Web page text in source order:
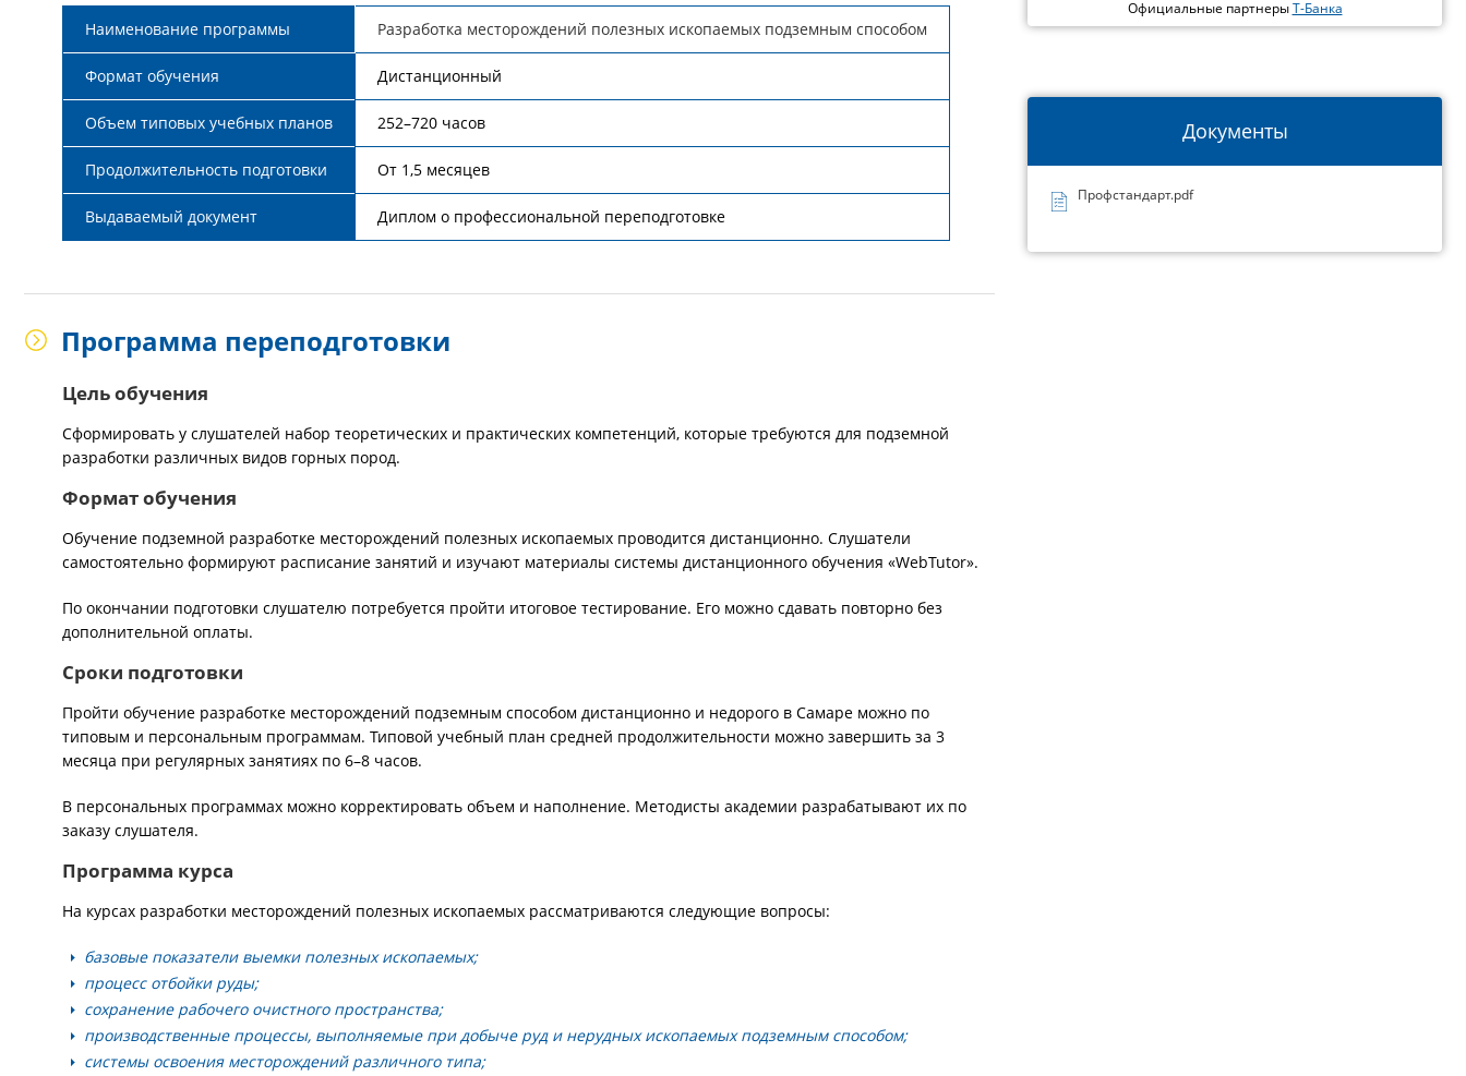
Официальные партнерыТ-Банка
Документы
Профстандарт.pdf
Наименование программы Разработка месторождений полезных ископаемых подземным способом
Формат обучения Дистанционный
Объем типовых учебных планов 252–720 часов
Продолжительность подготовки От 1,5 месяцев
Выдаваемый документ Диплом о профессиональной переподготовке
Программа переподготовки
Цель обучения
Сформировать у слушателей набор теоретических и практических компетенций, которые требуются для подземной
разработки различных видов горных пород.
Формат обучения
Обучение подземной разработке месторождений полезных ископаемых проводится дистанционно. Слушатели
самостоятельно формируют расписание занятий и изучают материалы системы дистанционного обучения «WebTutor».
По окончании подготовки слушателю потребуется пройти итоговое тестирование. Его можно сдавать повторно без
дополнительной оплаты.
Сроки подготовки
Пройти обучение разработке месторождений подземным способом дистанционно и недорого в Самаре можно по
типовым и персональным программам. Типовой учебный план средней продолжительности можно завершить за 3
месяца при регулярных занятиях по 6–8 часов.
В персональных программах можно корректировать объем и наполнение. Методисты академии разрабатывают их по
заказу слушателя.
Программа курса
На курсах разработки месторождений полезных ископаемых рассматриваются следующие вопросы:
базовые показатели выемки полезных ископаемых;
процесс отбойки руды;
сохранение рабочего очистного пространства;
производственные процессы, выполняемые при добыче руд и нерудных ископаемых подземным способом;
системы освоения месторождений различного типа;